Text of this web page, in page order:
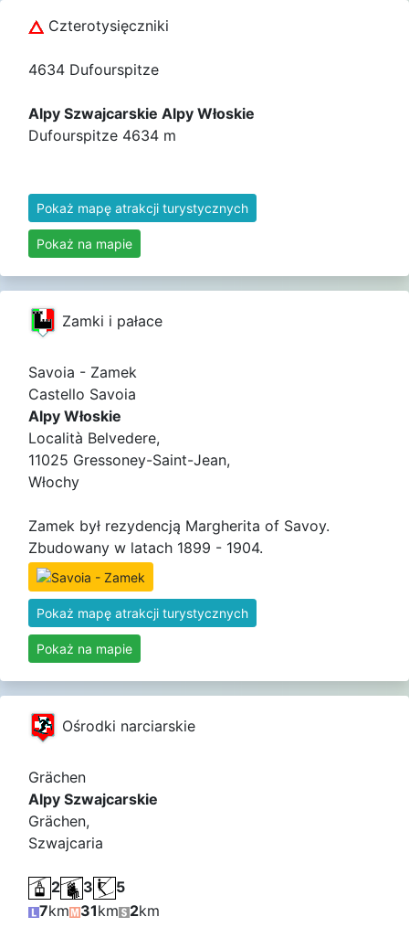
Czterotysięczniki
4634 Dufourspitze
Alpy Szwajcarskie Alpy Włoskie
Dufourspitze 4634 m
Pokaż mapę atrakcji turystycznych
Pokaż na mapie
Zamki i pałace
Savoia - Zamek
Castello Savoia
Alpy Włoskie
Località Belvedere,
11025 Gressoney-Saint-Jean,
Włochy
Zamek był rezydencją Margherita of Savoy.
Zbudowany w latach 1899 - 1904.
Pokaż mapę atrakcji turystycznych
Pokaż na mapie
Ośrodki narciarskie
Grächen
Alpy Szwajcarskie
Grächen,
Szwajcaria
2 3
5
7km 31km 2km